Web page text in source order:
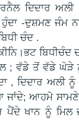
ਦਿਦਾਰ
ਹੁੰਦਾ -ਦੁਸ਼ਮਣ ਜੰਮ
ਚੰਦ .
ਬਿਧੀਚੰਦ
; ਵੱਡੇ ਤੋਂ ਵੱਡੇ ਘੋੜੇ
, ਦਿਦਾਰ ਅਲੀ
ਆਹਮੋ ਸਾਮਣੇ
ਖਾਨ ਨੂੰ ਮਿਲ